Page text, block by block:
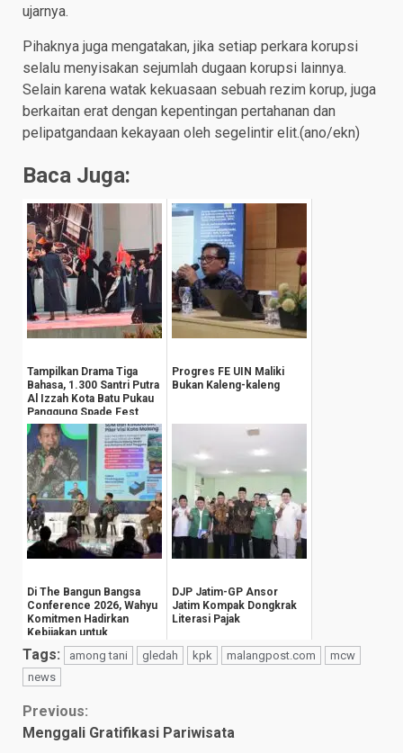
ujarnya.
Pihaknya juga mengatakan, jika setiap perkara korupsi
selalu menyisakan sejumlah dugaan korupsi lainnya.
Selain karena watak kekuasaan sebuah rezim korup, juga
berkaitan erat dengan kepentingan pertahanan dan
pelipatgandaan kekayaan oleh segelintir elit.(ano/ekn)
Baca Juga:
Tampilkan Drama Tiga
Bahasa, 1.300 Santri Putra
Al Izzah Kota Batu Pukau
Panggung Spade Fest
Progres FE UIN Maliki
Bukan Kaleng-kaleng
Di The Bangun Bangsa
Conference 2026, Wahyu
Komitmen Hadirkan
Kebijakan untuk
Kesejahteraan
Masyarak...
DJP Jatim-GP Ansor
Jatim Kompak Dongkrak
Literasi Pajak
Tags: among tani gledah kpk malangpost.com
mcw
news
Continue
Previous:
Menggali Gratifikasi Pariwisata